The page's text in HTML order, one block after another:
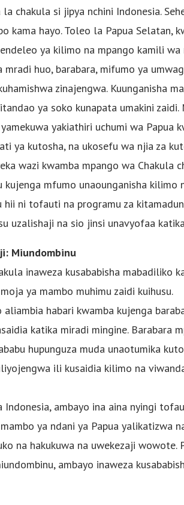
chakula si jipya nchini Indonesia.
kama hayo. Toleo la Papua Selatan,
ya kilimo na mpango kamili wa
mradi huo, barabara, mifumo ya
zinajengwa. Kuunganisha
ya soko kunapata umakini
yakiathiri uchumi wa Papua
ya kutosha, na ukosefu wa njia za
wazi kwamba mpango wa Chakula
kujenga mfumo unaounganisha
hii ni tofauti na programu za
uzalishaji na sio jinsi unavyofaa
Miundombinu
inaweza kusababisha mabadiliko
ya mambo muhimu zaidi kuihusu.
habari kwamba kujenga
katika miradi mingine. Barabara
hupunguza muda unaotumika
ili kusaidia kilimo na
Indonesia, ambayo ina aina nyingi
ya ndani ya Papua yalikatizwa
na hakukuwa na uwekezaji wowote.
ambayo inaweza